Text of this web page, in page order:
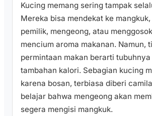
Kucing memang sering tampak
Mereka bisa mendekat ke
pemilik, mengeong, atau
mencium aroma makanan. Namun,
permintaan makan berarti
tambahan kalori. Sebagian kucing
karena bosan, terbiasa diberi
belajar bahwa mengeong akan
segera mengisi mangkuk.